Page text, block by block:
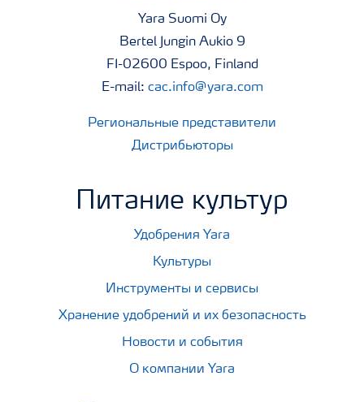
Yara Suomi Oy
Bertel Jungin Aukio 9
FI-02600 Espoo, Finland
E-mail: cac.info@yara.com
Региональные представители
Дистрибьюторы
Питание культур
Удобрения Yara
Культуры
Инструменты и сервисы
Хранение удобрений и их безопасность
Новости и события
О компании Yara